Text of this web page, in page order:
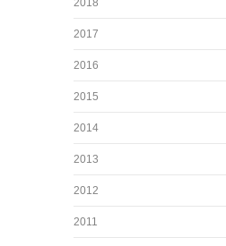
2018
2017
2016
2015
2014
2013
2012
2011